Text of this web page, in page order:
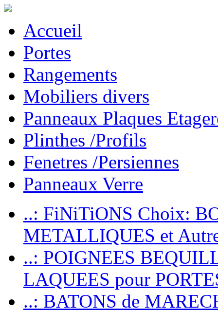
Accueil
Portes
Rangements
Mobiliers divers
Panneaux Plaques
Plinthes /Profils
Fenetres /Persiennes
Panneaux Verre
..: FiNiTiONS Choix:
METALLIQUES et
..: POIGNEES
LAQUEES pour
..: BATONS de